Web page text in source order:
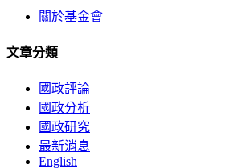
關於基金會
文章分類
國政評論
國政分析
國政研究
最新消息
English